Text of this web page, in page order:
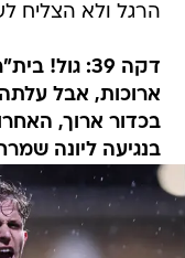
הרגל ולא הצליח
דקה 39:
ארוכות, אבל
בכדור ארוך,
בנגיעה ליונה